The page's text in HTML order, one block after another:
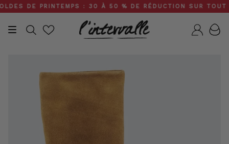
Skip
to
content
PRINTEMPS : 30 À 50 % DE RÉDUCTION SUR TOUT LE
Recherche